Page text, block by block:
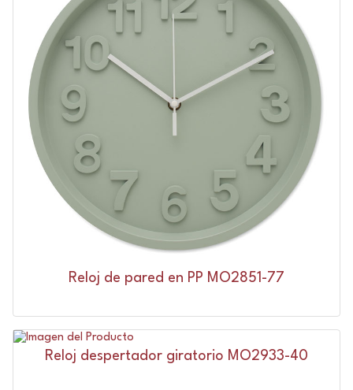
Reloj de pared en PP MO2851-77
Reloj despertador giratorio MO2933-40